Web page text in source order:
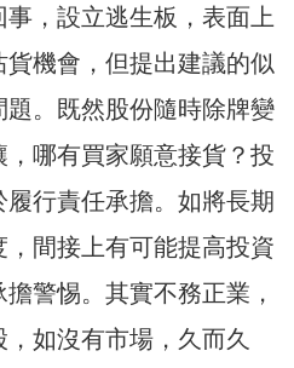
，設立逃生板，表面上
機會，但提出建議的似
。既然股份隨時除牌變
哪有買家願意接貨？投
行責任承擔。如將長期
間接上有可能提高投資
警惕。其實不務正業，
如沒有市場，久而久